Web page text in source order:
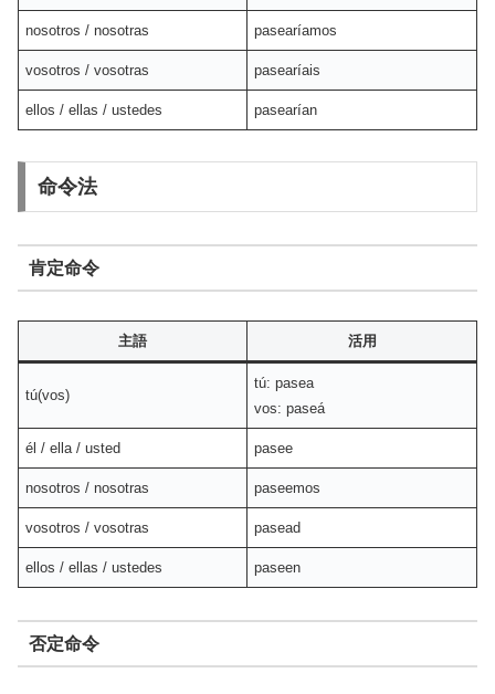
nosotros / nosotras pasearíamos
vosotros / vosotras pasearíais
ellos / ellas / ustedes pasearían
命令法
肯定命令
主語 活用
tú(vos)
tú: pasea
vos: paseá
él / ella / usted pasee
nosotros / nosotras paseemos
vosotros / vosotras pasead
ellos / ellas / ustedes paseen
否定命令